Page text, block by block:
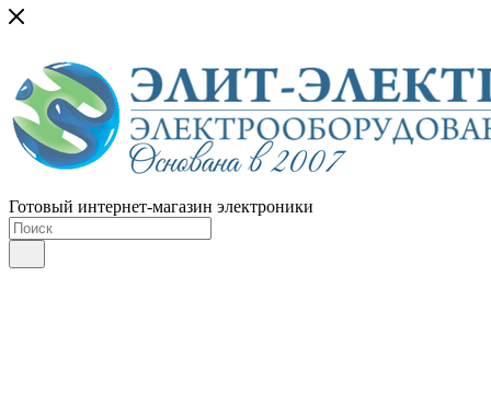
Готовый интернет-магазин электроники